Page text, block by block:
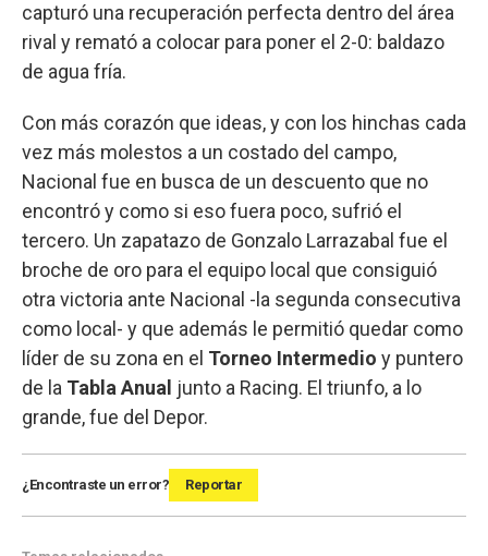
capturó una recuperación perfecta dentro del área
rival y remató a colocar para poner el 2-0: baldazo
de agua fría.
Con más corazón que ideas, y con los hinchas cada
vez más molestos a un costado del campo,
Nacional fue en busca de un descuento que no
encontró y como si eso fuera poco, sufrió el
tercero. Un zapatazo de Gonzalo Larrazabal fue el
broche de oro para el equipo local que consiguió
otra victoria ante Nacional -la segunda consecutiva
como local- y que además le permitió quedar como
líder de su zona en el Torneo Intermedio y puntero
de la Tabla Anual junto a Racing. El triunfo, a lo
grande, fue del Depor.
¿Encontraste un error? Reportar